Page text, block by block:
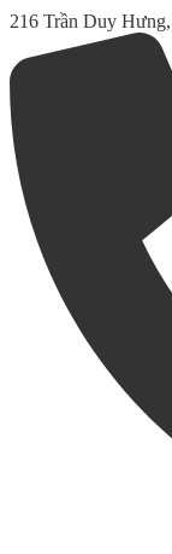
216 Trần Duy